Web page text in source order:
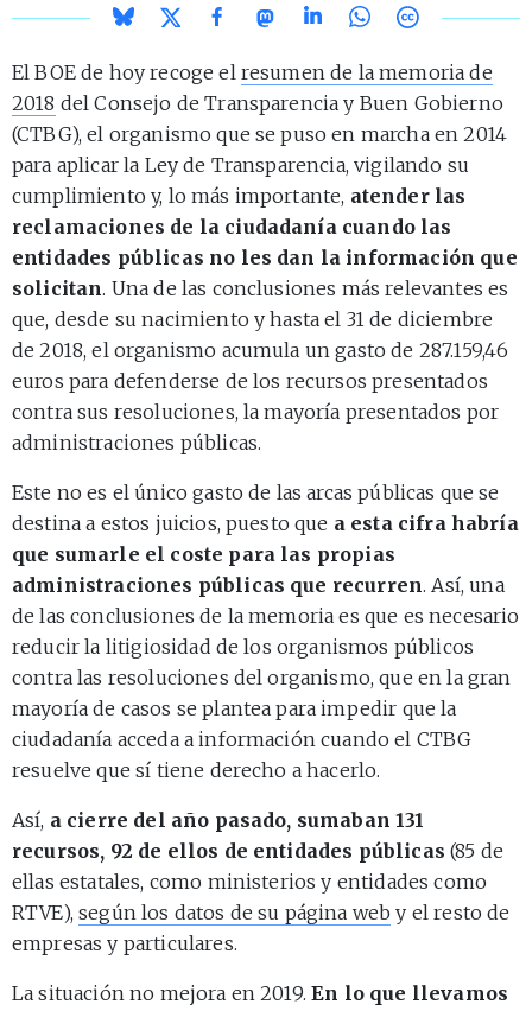
El BOE de hoy recoge el resumen de la memoria de
2018 del Consejo de Transparencia y Buen Gobierno
(CTBG), el organismo que se puso en marcha en 2014
para aplicar la Ley de Transparencia, vigilando su
cumplimiento y, lo más importante, atender las
reclamaciones de la ciudadanía cuando las
entidades públicas no les dan la información que
solicitan. Una de las conclusiones más relevantes es
que, desde su nacimiento y hasta el 31 de diciembre
de 2018, el organismo acumula un gasto de 287.159,46
euros para defenderse de los recursos presentados
contra sus resoluciones, la mayoría presentados por
administraciones públicas.
Este no es el único gasto de las arcas públicas que se
destina a estos juicios, puesto que a esta cifra habría
que sumarle el coste para las propias
administraciones públicas que recurren. Así, una
de las conclusiones de la memoria es que es necesario
reducir la litigiosidad de los organismos públicos
contra las resoluciones del organismo, que en la gran
mayoría de casos se plantea para impedir que la
ciudadanía acceda a información cuando el CTBG
resuelve que sí tiene derecho a hacerlo.
Así, a cierre del año pasado, sumaban 131
recursos, 92 de ellos de entidades públicas (85 de
ellas estatales, como ministerios y entidades como
RTVE),según los datos de su página web y el resto de
empresas y particulares.
La situación no mejora en 2019.En lo que llevamos